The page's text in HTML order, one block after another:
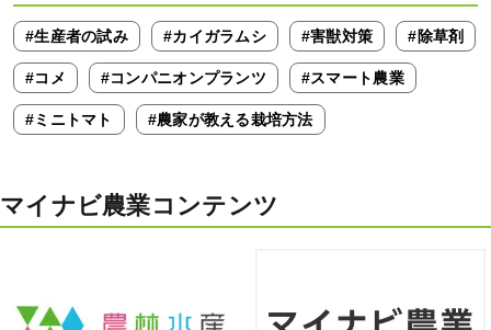
#生産者の試み #カイガラムシ #害獣対策 #除草剤
#コメ #コンパニオンプランツ #スマート農業
#ミニトマト #農家が教える栽培方法
マイナビ農業コンテンツ